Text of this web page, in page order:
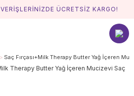
ÜCRETSİZ KARGO!
Saç Fırçası+Milk Therapy Butter Yağ İçeren